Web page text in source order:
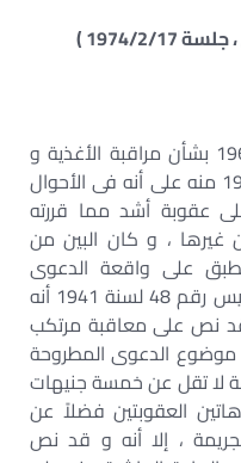
لما كان القانون رقم 10 لسنة 1966 بشأن مراقبة الأغذية و
تنظيم تداولها قد نص فى المادة 19 منه على أنه فى الأحوال
عقوبة أشد مما قررته
، و كان البين من
على واقعة الدعوى
بنصوص قانون قمع الغش و التدليس رقم 48 لسنة 1941 أنه
نص على معاقبة مرتكب
الدعوى المطروحة
لا تقل عن خمسة جنيهات
العقوبتين فضلاً عن
، إلا أنه و قد نص